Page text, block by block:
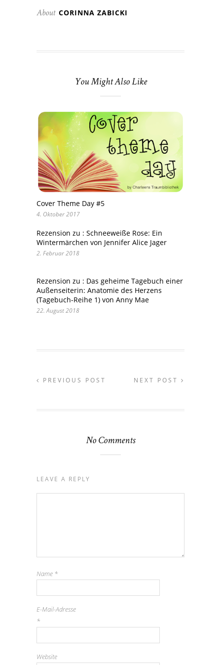
About CORINNA ZABICKI
You Might Also Like
Cover Theme Day #5
4. Oktober 2017
Rezension zu : Schneeweiße Rose: Ein
Wintermärchen von Jennifer Alice Jager
2. Februar 2018
Rezension zu : Das geheime Tagebuch einer
Außenseiterin: Anatomie des Herzens
(Tagebuch-Reihe 1) von Anny Mae
22. August 2018
PREVIOUS POST NEXT POST
No Comments
LEAVE A REPLY
Name *
E-Mail-Adresse
*
Website